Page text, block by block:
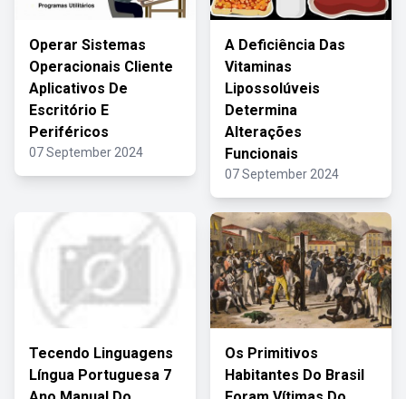
Operar Sistemas
Operacionais Cliente
Aplicativos De
Escritório E
Periféricos
07 September 2024
A Deficiência Das
Vitaminas
Lipossolúveis
Determina
Alterações
Funcionais
07 September 2024
Tecendo Linguagens
Língua Portuguesa 7
Os Primitivos
Habitantes Do Brasil